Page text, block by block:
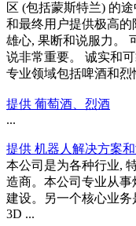
区 (包括蒙斯特兰) 的
和最终用户提供极高
雄心, 果断和说服力。
说非常重要。 诚实和
专业领域包括啤酒和烈
提供 葡萄酒、烈酒
...
提供 机器人解决方案
本公司是为各种行业,
造商。本公司专业从
建设。另一个核心业
3D ...